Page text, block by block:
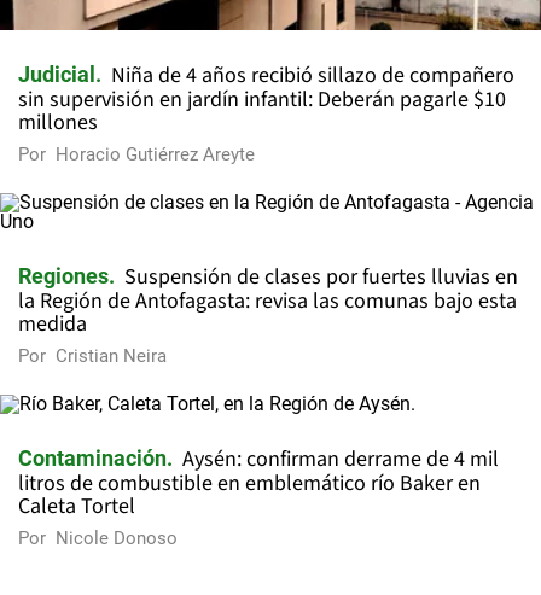
Judicial
Niña de 4 años recibió sillazo de compañero
sin supervisión en jardín infantil: Deberán pagarle $10
millones
Por Horacio Gutiérrez Areyte
Regiones
Suspensión de clases por fuertes lluvias en
la Región de Antofagasta: revisa las comunas bajo esta
medida
Por Cristian Neira
Contaminación
Aysén: confirman derrame de 4 mil
litros de combustible en emblemático río Baker en
Caleta Tortel
Por Nicole Donoso